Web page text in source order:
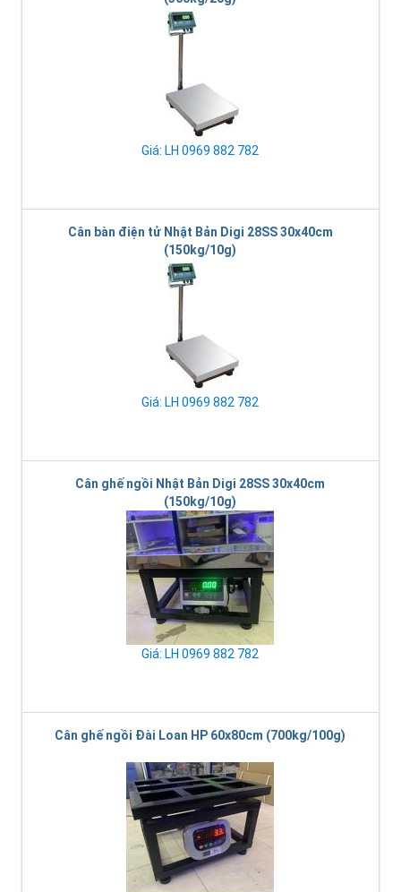
Giá: LH 0969 882 782
Cân bàn điện tử Nhật Bản Digi 28SS 30x40cm
(150kg/10g)
Giá: LH 0969 882 782
Cân ghế ngồi Nhật Bản Digi 28SS 30x40cm
(150kg/10g)
Giá: LH 0969 882 782
Cân ghế ngồi Đài Loan HP 60x80cm (700kg/100g)